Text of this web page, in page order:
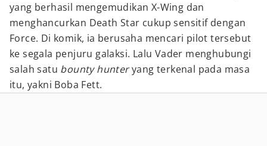
yang berhasil mengemudikan X-Wing dan
menghancurkan Death Star cukup sensitif dengan
Force. Di komik, ia berusaha mencari pilot tersebut
ke segala penjuru galaksi. Lalu Vader menghubungi
salah satu bounty hunteryang terkenal pada masa
itu, yakni Boba Fett.